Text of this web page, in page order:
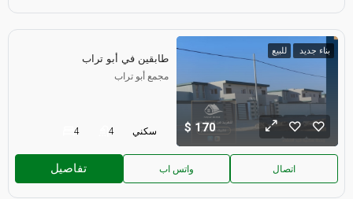
بناء جديد للبيع
170
طابقين في أبو تراب
مجمع أبو تراب
4 4 سكني
تفاصيل واتس اب اتصال